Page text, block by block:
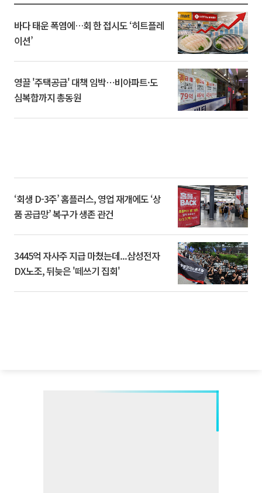
바다 태운 폭염에…회 한 접시도 ‘히트플레
이션’
영끌 '주택공급' 대책 임박⋯비아파트·도
심복합까지 총동원
‘회생 D-3주’ 홈플러스, 영업 재개에도 ‘상
품 공급망’ 복구가 생존 관건
3445억 자사주 지급 마쳤는데...삼성전자
DX노조, 뒤늦은 '떼쓰기 집회'